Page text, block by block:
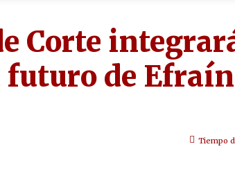
Corte
de
Tiempo